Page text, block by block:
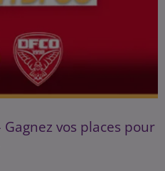
Gagnez vos places pour